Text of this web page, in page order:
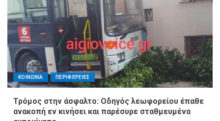
ΚΟΙΝΩΝΙΑ ΠΕΡΙΦΕΡΕΙΕΣ
Τρόμος στην άσφαλτο: Οδηγός λεωφορείου έπαθε
ανακοπή εν κινήσει και παρέσυρε σταθμευμένα